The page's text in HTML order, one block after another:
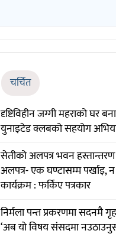
चर्चित
दृष्टिविहीन जग्गी महराको घर
युनाइटेड क्लबको सहयोग
सेतीको अलपत्र भवन हस्तान्तरण
अलपत्र- एक घण्टासम्म पर्खाइ,
कार्यक्रम : फर्किए पत्रकार
निर्मला पन्त प्रकरणमा सदनमै
‘अब यो विषय संसदमा